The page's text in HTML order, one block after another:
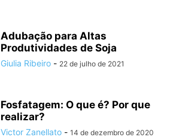
Adubação para Altas
Produtividades de Soja
Giulia Ribeiro - 22 de julho de 2021
Fosfatagem: O que é? Por que
realizar?
Victor Zanellato - 14 de dezembro de 2020